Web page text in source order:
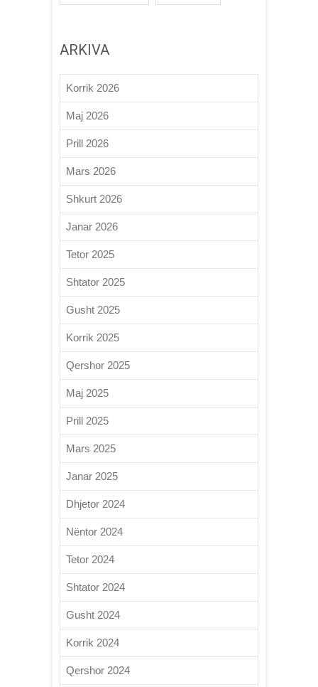
ARKIVA
Korrik 2026
Maj 2026
Prill 2026
Mars 2026
Shkurt 2026
Janar 2026
Tetor 2025
Shtator 2025
Gusht 2025
Korrik 2025
Qershor 2025
Maj 2025
Prill 2025
Mars 2025
Janar 2025
Dhjetor 2024
Nëntor 2024
Tetor 2024
Shtator 2024
Gusht 2024
Korrik 2024
Qershor 2024